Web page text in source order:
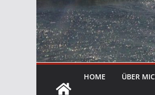
HOME ÜBER